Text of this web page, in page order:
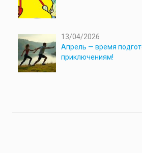
13/04/2026
Апрель — время
приключениям!